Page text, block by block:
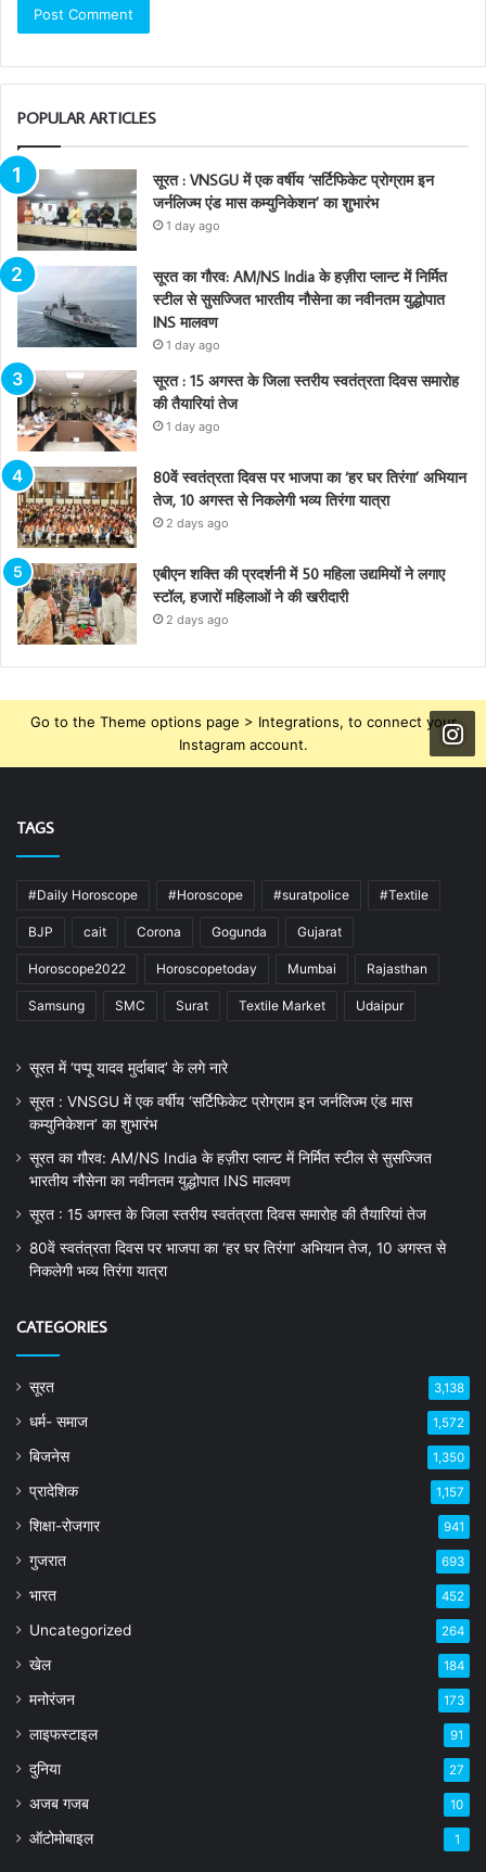
POPULAR ARTICLES
सूरत : VNSGU में एक वर्षीय ‘सर्टिफिकेट प्रोग्राम इन
जर्नलिज्म एंड मास कम्युनिकेशन’ का शुभारंभ
1 day ago
सूरत का गौरव: AM/NS India के हज़ीरा प्लान्ट में निर्मित
स्टील से सुसज्जित भारतीय नौसेना का नवीनतम युद्धोपात
INS मालवण
1 day ago
सूरत : 15 अगस्त के जिला स्तरीय स्वतंत्रता दिवस समारोह
की तैयारियां तेज
1 day ago
80वें स्वतंत्रता दिवस पर भाजपा का ‘हर घर तिरंगा’ अभियान
तेज, 10 अगस्त से निकलेगी भव्य तिरंगा यात्रा
2 days ago
एबीएन शक्ति की प्रदर्शनी में 50 महिला उद्यमियों ने लगाए
स्टॉल, हजारों महिलाओं ने की खरीदारी
2 days ago
Go to the Theme options page > Integrations, to connect your
Instagram account.
TAGS
#Daily Horoscope #Horoscope #suratpolice #Textile
BJP cait Corona Gogunda Gujarat
Horoscope2022 Horoscopetoday Mumbai Rajasthan
Samsung SMC Surat Textile Market Udaipur
सूरत में ‘पप्पू यादव मुर्दाबाद’ के लगे नारे
सूरत : VNSGU में एक वर्षीय ‘सर्टिफिकेट प्रोग्राम इन जर्नलिज्म एंड मास
कम्युनिकेशन’ का शुभारंभ
सूरत का गौरव: AM/NS India के हज़ीरा प्लान्ट में निर्मित स्टील से सुसज्जित
भारतीय नौसेना का नवीनतम युद्धोपात INS मालवण
सूरत : 15 अगस्त के जिला स्तरीय स्वतंत्रता दिवस समारोह की तैयारियां तेज
80वें स्वतंत्रता दिवस पर भाजपा का ‘हर घर तिरंगा’ अभियान तेज, 10 अगस्त से
निकलेगी भव्य तिरंगा यात्रा
CATEGORIES
सूरत 3,138
धर्म- समाज 1,572
बिजनेस 1,350
प्रादेशिक 1,157
शिक्षा-रोजगार 941
गुजरात 693
भारत 452
Uncategorized 264
खेल 184
मनोरंजन 173
लाइफस्टाइल 91
दुनिया 27
अजब गजब 10
ऑटोमोबाइल 1